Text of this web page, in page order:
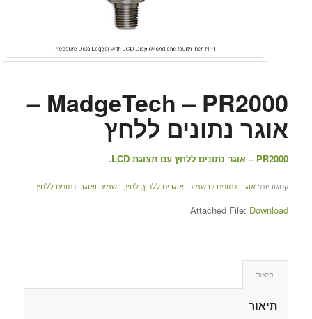
MadgeTech – PR2000 –
אוגר נתונים ללחץ
PR2000 – אוגר נתונים ללחץ עם תצוגת LCD.
קטגוריות: אוגרי נתונים / רשמים אוגרים ללחץ, לחץ, רשמים ואוגרי נתונים ללחץ
Attached File: Download
תיאור
תיאור